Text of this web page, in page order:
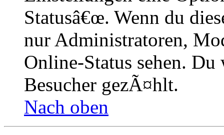
Statusâ€œ. Wenn du
nur Administratoren,
Online-Status sehen.
Besucher gezÃ¤hlt.
Nach oben